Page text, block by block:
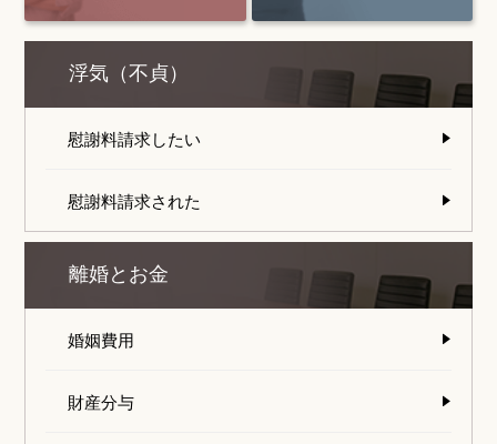
浮気（不貞）
慰謝料請求したい
慰謝料請求された
離婚とお金
婚姻費用
財産分与